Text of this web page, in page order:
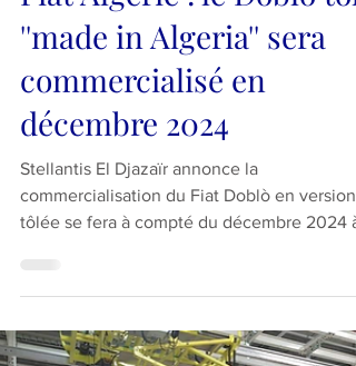
3 oct. 2024
ACTUALITÉ AUTOMOBILE
Fiat Algérie : le Doblò tôlé
''made in Algeria'' sera
commercialisé en
décembre 2024
commercialisation du Fiat Doblò en version
tôlée se fera à compté du décembre 2024 à
travers son réseau...